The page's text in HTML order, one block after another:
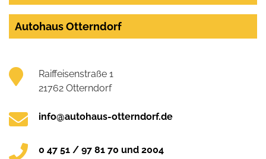
Autohaus Otterndorf
Raiffeisenstraße 1
21762 Otterndorf
info@autohaus-otterndorf.de
0 47 51 / 97 81 70 und 2004